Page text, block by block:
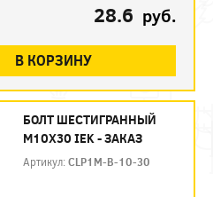
28.6 руб.
В КОРЗИНУ
БОЛТ ШЕСТИГРАННЫЙ
М10Х30 IEK - ЗАКАЗ
Артикул:CLP1M-B-10-30